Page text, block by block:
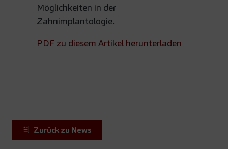
Möglichkeiten in der
Zahnimplantologie.
PDF zu diesem Artikel herunterladen
Zurück zu News